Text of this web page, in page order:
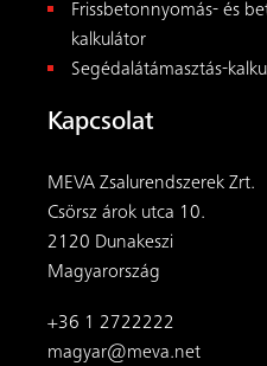
Frissbetonnyomás- és
kalkulátor
Segédalátámasztás-
Kapcsolat
MEVA Zsalurendszerek Zrt.
Csörsz árok utca 10.
2120 Dunakeszi
Magyarország
+36 1 2722222
magyar@meva.net